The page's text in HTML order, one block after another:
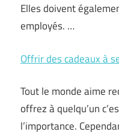
Elles doivent
employés. …
Offrir des cadeaux à
Tout le monde aime
offrez à quelqu’un
l’importance.